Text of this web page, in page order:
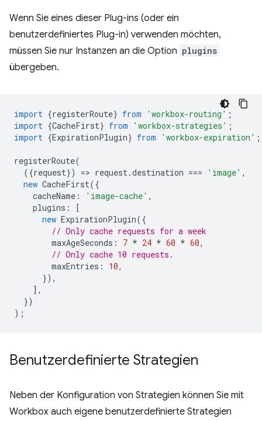
Wenn Sie eines dieser Plug-ins (oder ein
benutzerdefiniertes Plug-in) verwenden möchten,
müssen Sie nur Instanzen an die Option plugins
übergeben.
import {registerRoute} from 'workbox-routing' ;
import {CacheFirst} from 'workbox-strategies' ;
import {ExpirationPlugin} from 'workbox-expiration' ;
registerRoute(
({request}) => request .destination === 'image' ,
new CacheFirst({
cacheName : 'image-cache' ,
plugins :
[
new ExpirationPlugin({
// Only cache requests for a week
maxAgeSeconds : 7 * 24 * 60 * 60,
// Only cache 10 requests.
maxEntries : 10,
}),
],
})
);
Benutzerdefinierte Strategien
Neben der Konfiguration von Strategien können Sie mit
Workbox auch eigene benutzerdefinierte Strategien